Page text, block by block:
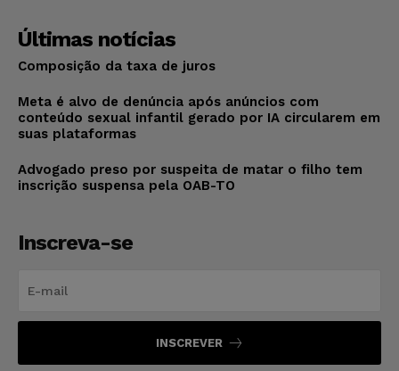
Últimas notícias
Composição da taxa de juros
Meta é alvo de denúncia após anúncios com
conteúdo sexual infantil gerado por IA circularem em
suas plataformas
Advogado preso por suspeita de matar o filho tem
inscrição suspensa pela OAB-TO
Inscreva-se
INSCREVER